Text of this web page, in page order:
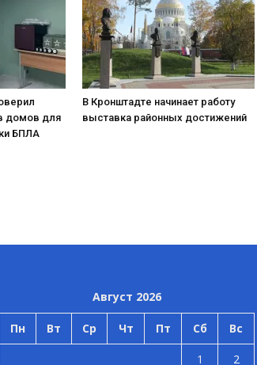
домов для
БПЛА
В Кронштадте начинает работу
выставка районных достижений
Август 2026
Пн Вт Ср Чт Пт Сб Вс
1 2